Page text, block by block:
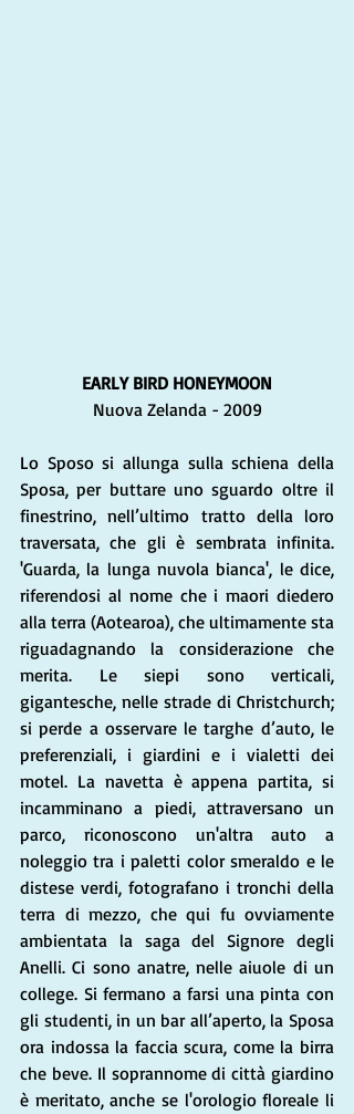
EARLY BIRD HONEYMOON
Nuova Zelanda - 2009
Lo Sposo si allunga sulla schiena della
Sposa, per buttare uno sguardo oltre il
finestrino, nell’ultimo tratto della loro
traversata, che gli è sembrata infinita.
'Guarda, la lunga nuvola bianca', le dice,
riferendosi al nome che i maori diedero
alla terra (Aotearoa), che ultimamente sta
riguadagnando la considerazione che
merita. Le siepi sono verticali,
gigantesche, nelle strade di Christchurch;
si perde a osservare le targhe d’auto, le
preferenziali, i giardini e i vialetti dei
motel. La navetta è appena partita, si
incamminano a piedi, attraversano un
parco, riconoscono un'altra auto a
noleggio tra i paletti color smeraldo e le
distese verdi, fotografano i tronchi della
terra di mezzo, che qui fu ovviamente
ambientata la saga del Signore degli
Anelli. Ci sono anatre, nelle aiuole di un
college. Si fermano a farsi una pinta con
gli studenti, in un bar all’aperto, la Sposa
ora indossa la faccia scura, come la birra
che beve. Il soprannome di città giardino
è meritato, anche se l'orologio floreale li